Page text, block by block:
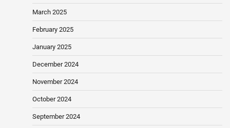
March 2025
February 2025
January 2025
December 2024
November 2024
October 2024
September 2024